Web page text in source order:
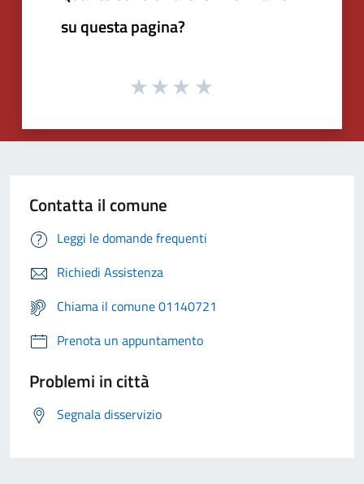
su questa pagina?
Contatta il comune
Leggi le domande frequenti
Richiedi Assistenza
Chiama il comune 01140721
Prenota un appuntamento
Problemi in città
Segnala disservizio